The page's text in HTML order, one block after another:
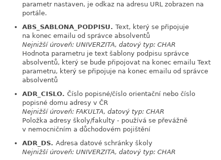
parametr nastaven, je odkaz na adresu URL zobrazen na
portále.
ABS_SABLONA_PODPISU. Text, který se připojuje
na konec emailu od správce absolventů
Nejnižší úroveň: UNIVERZITA, datový typ: CHAR
Hodnota parametru je text šablony podpisu správce
absolventů, který se bude připojovat na konec emailu Text
parametru, který se připojuje na konec emailu od správce
absolventů
ADR_CISLO. Číslo popisné/číslo orientační nebo číslo
popisné domu adresy v ČR
Nejnižší úroveň: FAKULTA, datový typ: CHAR
Položka adresy školy/fakulty - používá se převážně
v nemocničním a důchodovém pojištění
ADR_DS. Adresa datové schránky školy
Nejnižší úroveň: UNIVERZITA, datový typ: CHAR